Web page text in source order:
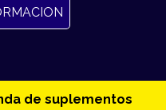
de suplementos